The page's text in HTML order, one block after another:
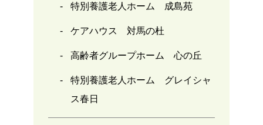
特別養護老人ホーム 成島苑
ケアハウス 対馬の杜
高齢者グループホーム 心の丘
特別養護老人ホーム グレイシャ
ス春日